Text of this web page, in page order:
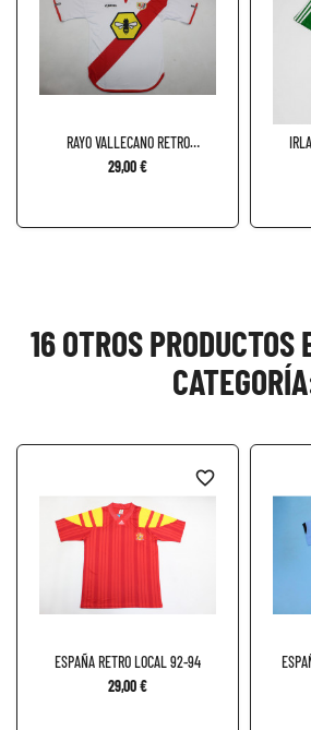
RAYO VALLECANO RETRO
LOCAL...
29,00 €
16 OTROS
ESPAÑA RETRO LOCAL 92-94
29,00 €
favorite_border